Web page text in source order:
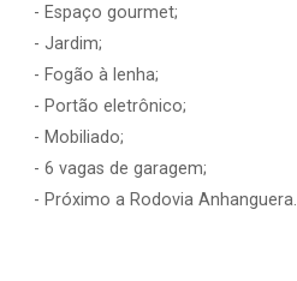
- Espaço gourmet;
- Jardim;
- Fogão à lenha;
- Portão eletrônico;
- Mobiliado;
- 6 vagas de garagem;
- Próximo a Rodovia Anhanguera.